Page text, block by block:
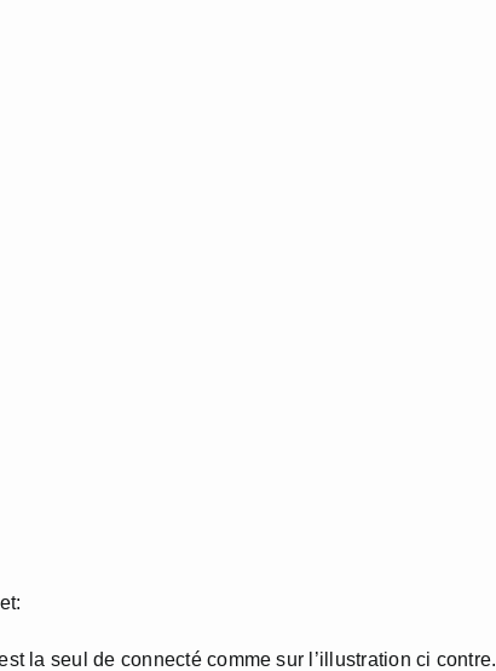
la seul de connecté comme sur l’illustration ci contre.